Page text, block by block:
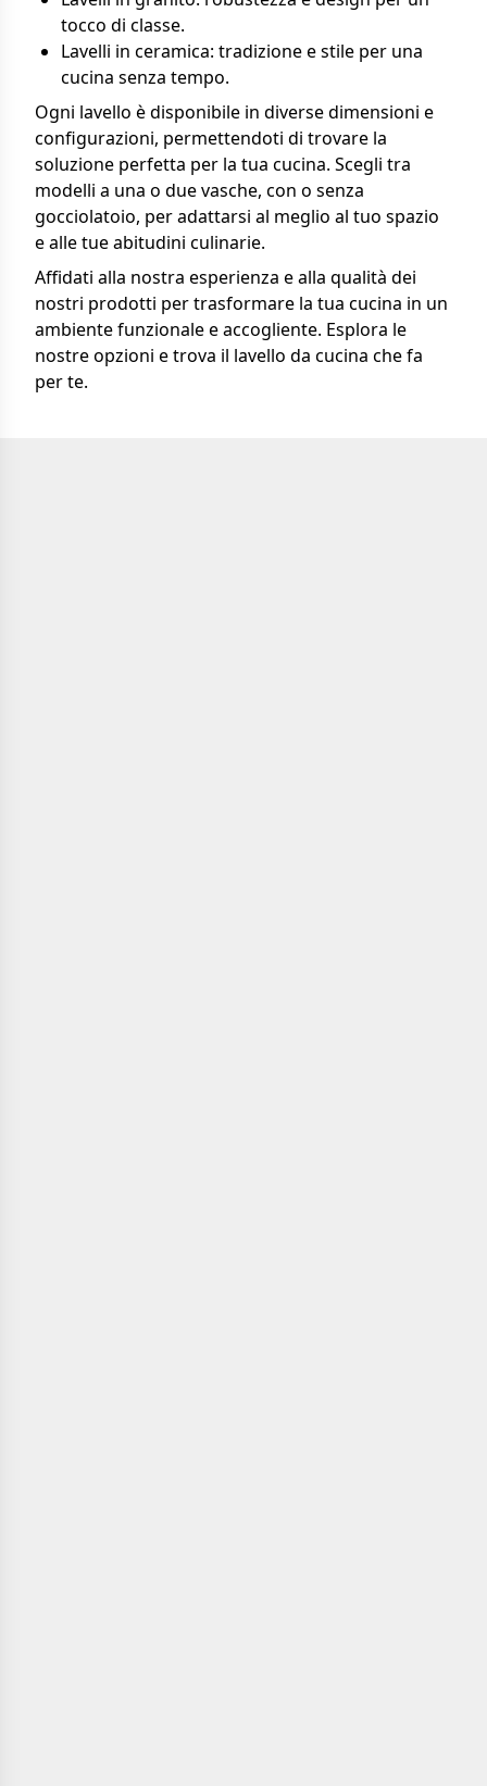
tocco di classe.
Lavelli in ceramica: tradizione e stile per una
cucina senza tempo.
Ogni lavello è disponibile in diverse dimensioni e
configurazioni, permettendoti di trovare la
soluzione perfetta per la tua cucina. Scegli tra
modelli a una o due vasche, con o senza
gocciolatoio, per adattarsi al meglio al tuo spazio
e alle tue abitudini culinarie.
Affidati alla nostra esperienza e alla qualità dei
nostri prodotti per trasformare la tua cucina in un
ambiente funzionale e accogliente. Esplora le
nostre opzioni e trova il lavello da cucina che fa
per te.